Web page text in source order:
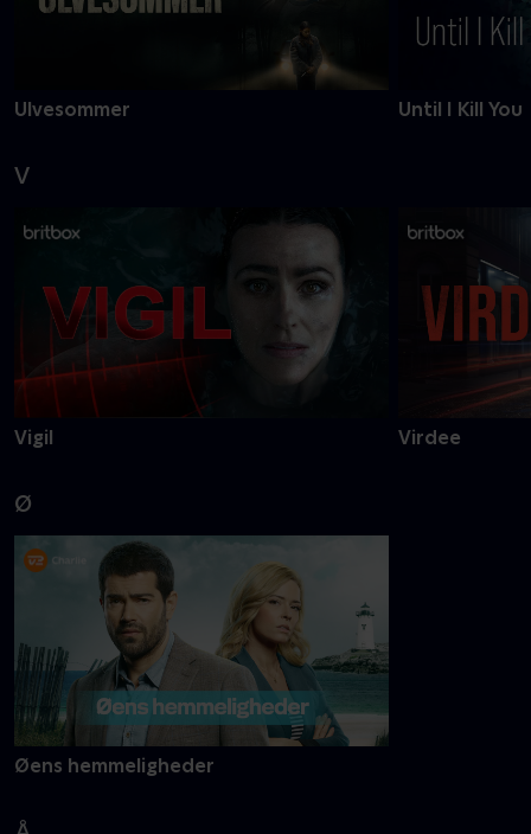
Ulvesommer Until I Kill You
V
Vigil Virdee
Ø
Øens hemmeligheder